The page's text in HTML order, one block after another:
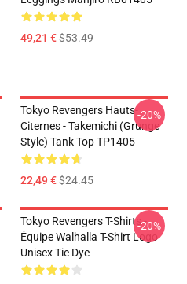
49,21 €$53.49
Tokyo Revengers Hauts-
Citernes - Takemichi (Grunge
Style) Tank Top TP1405
22,49 €$24.45
-20%
Tokyo Revengers T-Shirts -
Équipe Walhalla T-Shirt Logo
Unisex Tie Dye
-20%